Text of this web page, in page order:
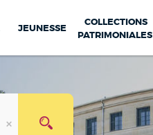
JEUNESSE
COLLECTIONS
PATRIMONIALES